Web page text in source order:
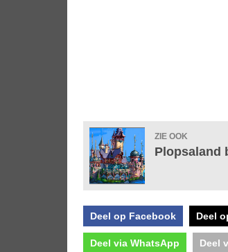
ZIE OOK
Plopsaland
Deel op Facebook Deel
Deel via WhatsApp Deel